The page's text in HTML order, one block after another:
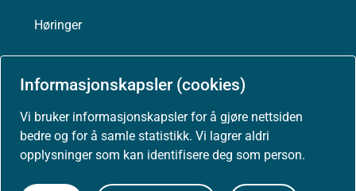
Informasjonskapsler (cookies)
Vi bruker informasjonskapsler for å gjøre nettsiden
bedre og for å samle statistikk. Vi lagrer aldri
opplysninger som kan identifisere deg som person.
Høringer
Om nettstedet